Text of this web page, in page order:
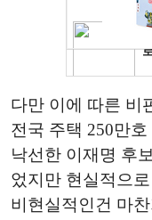
다만 이에 따른 비
전국 주택 250만
낙선한 이재명 후
었지만 현실적으
비현실적인건 마